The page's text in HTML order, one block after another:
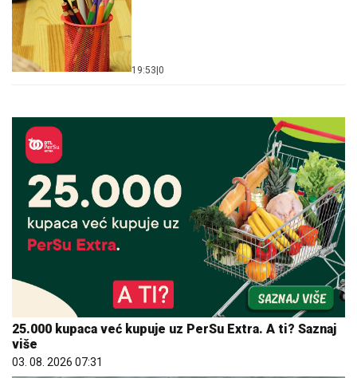
19:53 0
25.000 kupaca već kupuje uz PerSu Extra. A ti? Saznaj
više
03. 08. 2026 07:31